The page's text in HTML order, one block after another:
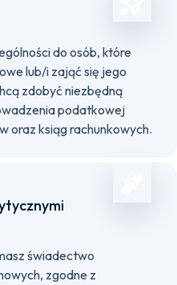
do osób, które
lub/i zająć się jego
zdobyć niezbędną
podatkowej
oraz ksiąg rachunkowych.
świadectwo
zgodne z